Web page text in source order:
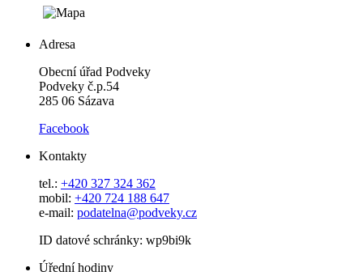
Adresa
Obecní úřad Podveky
Podveky č.p.54
285 06 Sázava
Facebook
Kontakty
tel.: +420 327 324 362
mobil: +420 724 188 647
e-mail: podatelna@podveky.cz
ID datové schránky: wp9bi9k
Úřední hodiny